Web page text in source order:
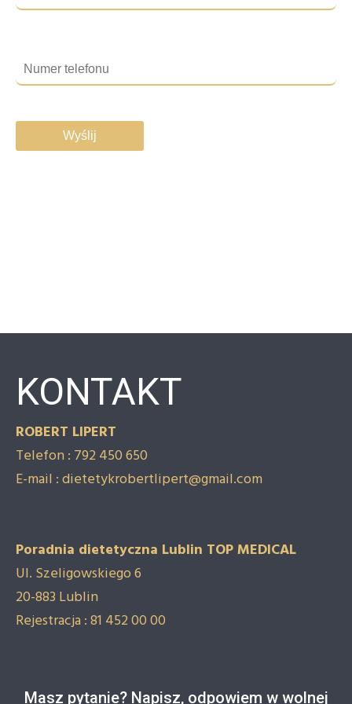
KONTAKT
ROBERT LIPERT
Telefon : 792 450 650
E-mail : dietetykrobertlipert@gmail.com
Poradnia dietetyczna Lublin TOP MEDICAL
Ul. Szeligowskiego 6
20-883 Lublin
Rejestracja : 81 452 00 00
Masz pytanie? Napisz, odpowiem w wolnej